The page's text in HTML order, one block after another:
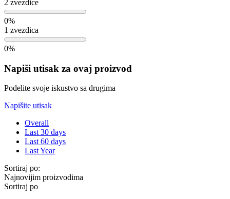
2 zvezdice
0%
1 zvezdica
0%
Napiši utisak za ovaj proizvod
Podelite svoje iskustvo sa drugima
Napišite utisak
Overall
Last 30 days
Last 60 days
Last Year
Sortiraj po:
Najnovijim proizvodima
Sortiraj po